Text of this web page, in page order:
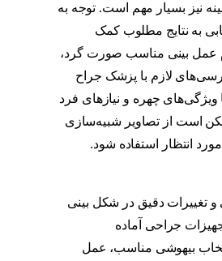
نیز بسیار مهم است. توجه به
به نتایج مطلوب کمک
عمل بینی مناسب صورت گرد،
لازم با پزشک جراح
چهره و نیازهای فرد
است از تصاویر شبیه‌سازی
انتظار استفاده شود.
تغییرات دقیق در شکل بینی
جراحی آماده
بیهوشی مناسب، عمل